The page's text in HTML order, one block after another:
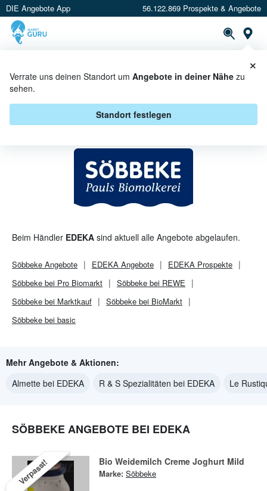
DIE Angebote App 56.122.869 Prospekte & Angebote
Verrate uns deinen Standort um Angebote in deiner Nähe zu
sehen.
Standort festlegen
×
SÖBBEKE BEI EDEKA -
ANGEBOTE & AKTIONEN
Beim Händler EDEKA sind aktuell alle Angebote abgelaufen.
Söbbeke Angebote EDEKA Angebote EDEKA Prospekte
Söbbeke bei Pro Biomarkt
Söbbeke bei REWE
Söbbeke bei Marktkauf
Söbbeke bei BioMarkt
Söbbeke bei basic
Mehr Angebote & Aktionen:
Almette bei EDEKA
R & S Spezialitäten bei EDEKA Le
SÖBBEKE ANGEBOTE BEI EDEKA
Verpasst! Bio Weidemilch Creme Joghurt Mild
Marke: Söbbeke